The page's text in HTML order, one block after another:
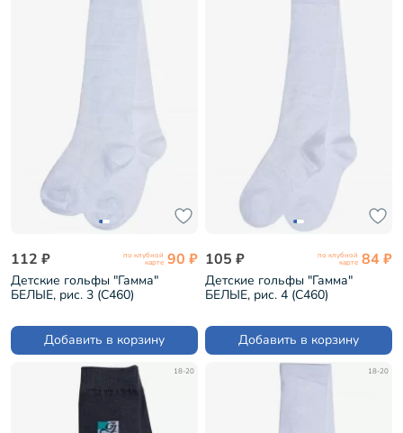
112 ₽ по клубной
карте 90 ₽
Детские гольфы "Гамма"
БЕЛЫЕ, рис. 3 (С460)
Добавить в корзину
105 ₽ по клубной
карте 84 ₽
Детские гольфы "Гамма"
БЕЛЫЕ, рис. 4 (С460)
Добавить в корзину
18-20 18-20